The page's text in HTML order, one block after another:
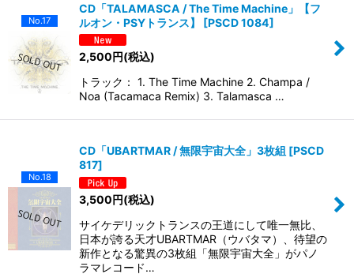
No.17
CD「TALAMASCA / The Time Machine」【フ
ルオン・PSYトランス】
[PSCD 1084]
2,500円(税込)
トラック： 1. The Time Machine 2. Champa /
Noa (Tacamaca Remix) 3. Talamasca …
No.18
CD「UBARTMAR / 無限宇宙大全」3枚組 [PSCD
817]
3,500円(税込)
サイケデリックトランスの王道にして唯一無比、
日本が誇る天才UBARTMAR（ウバタマ）、待望の
新作となる驚異の3枚組「無限宇宙大全」がパノ
ラマレコード…